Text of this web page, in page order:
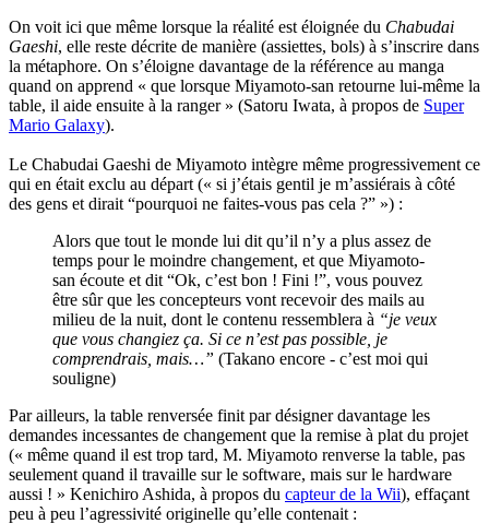
On voit ici que même lorsque la réalité est éloignée du Chabudai
Gaeshi, elle reste décrite de manière (assiettes, bols) à s’inscrire dans
la métaphore. On s’éloigne davantage de la référence au manga
quand on apprend « que lorsque Miyamoto-san retourne lui-même la
table, il aide ensuite à la ranger » (Satoru Iwata, à propos de Super
Mario Galaxy).
Le Chabudai Gaeshi de Miyamoto intègre même progressivement ce
qui en était exclu au départ (« si j’étais gentil je m’assiérais à côté
des gens et dirait “pourquoi ne faites-vous pas cela ?” ») :
Alors que tout le monde lui dit qu’il n’y a plus assez de
temps pour le moindre changement, et que Miyamoto-
san écoute et dit “Ok, c’est bon ! Fini !”, vous pouvez
être sûr que les concepteurs vont recevoir des mails au
milieu de la nuit, dont le contenu ressemblera à “je veux
que vous changiez ça. Si ce n’est pas possible, je
comprendrais, mais…” (Takano encore - c’est moi qui
souligne)
Par ailleurs, la table renversée finit par désigner davantage les
demandes incessantes de changement que la remise à plat du projet
(« même quand il est trop tard, M. Miyamoto renverse la table, pas
seulement quand il travaille sur le software, mais sur le hardware
aussi ! » Kenichiro Ashida, à propos du capteur de la Wii), effaçant
peu à peu l’agressivité originelle qu’elle contenait :